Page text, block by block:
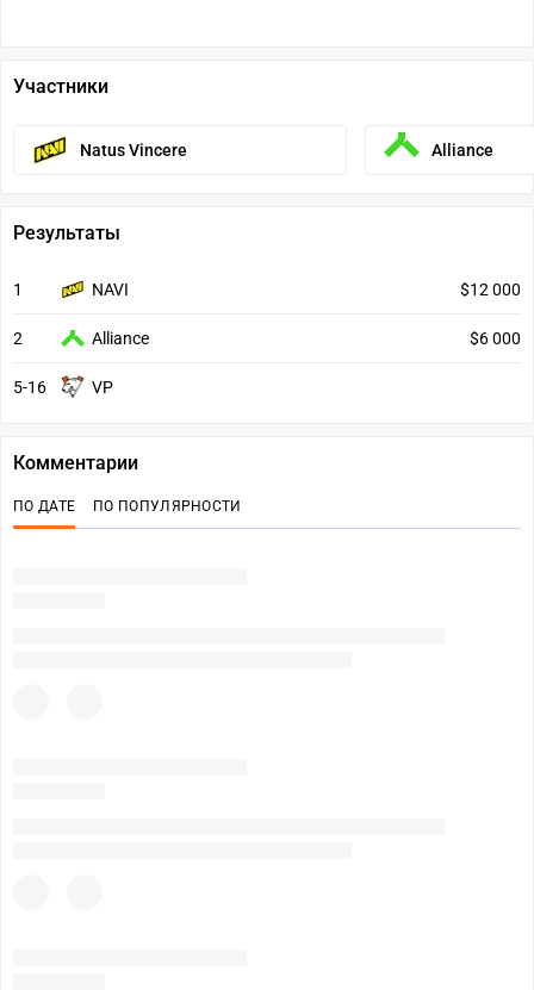
Участники
Natus Vincere Alliance
Результаты
1 NAVI $12 000
2 Alliance $6 000
5-16 VP
Комментарии
ПО ДАТЕ ПО ПОПУЛЯРНОСТИ